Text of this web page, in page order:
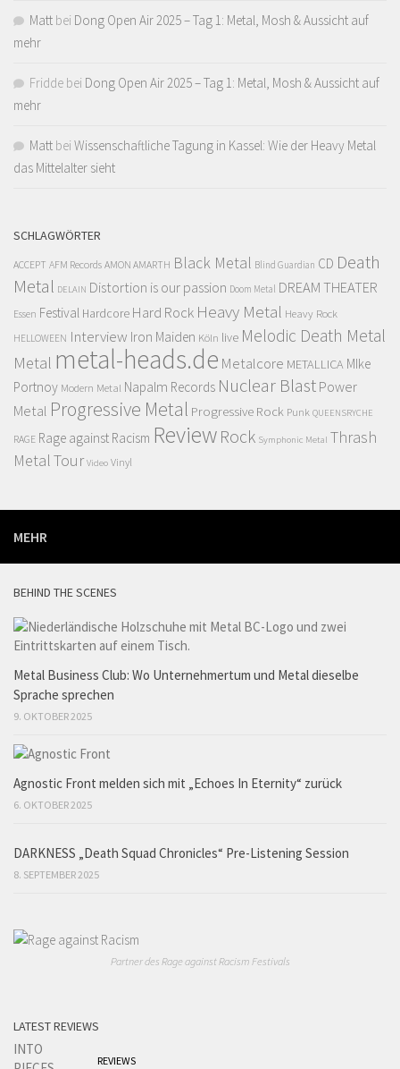
Matt bei Dong Open Air 2025 – Tag 1: Metal, Mosh & Aussicht auf
mehr
Fridde bei Dong Open Air 2025 – Tag 1: Metal, Mosh & Aussicht auf
mehr
Matt bei Wissenschaftliche Tagung in Kassel: Wie der Heavy Metal
das Mittelalter sieht
SCHLAGWÖRTER
ACCEPT AFM Records AMON AMARTH Black Metal Blind Guardian CD Death
Metal DELAIN Distortion is our passion Doom Metal DREAM THEATER
Essen Festival Hardcore Hard Rock Heavy Metal Heavy Rock
HELLOWEEN Interview Iron Maiden Köln live Melodic Death Metal
Metal metal-heads.de Metalcore METALLICA MIke
Portnoy Modern Metal Napalm Records Nuclear Blast Power
Metal Progressive Metal Progressive Rock Punk QUEENSRYCHE
RAGE Rage against Racism Review Rock Symphonic Metal Thrash
MetalTour Video Vinyl
MEHR
BEHIND THE SCENES
Metal Business Club: Wo Unternehmertum und Metal dieselbe
Sprache sprechen
9. OKTOBER 2025
Agnostic Front melden sich mit „Echoes In Eternity“ zurück
6. OKTOBER 2025
DARKNESS „Death Squad Chronicles“ Pre-Listening Session
8. SEPTEMBER 2025
Partner des Rage against Racism Festivals
LATEST REVIEWS
REVIEWS